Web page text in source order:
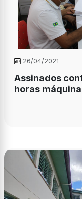
26/04/2021
Assinados
horas